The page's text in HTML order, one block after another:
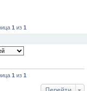
1 из 1
1 из 1